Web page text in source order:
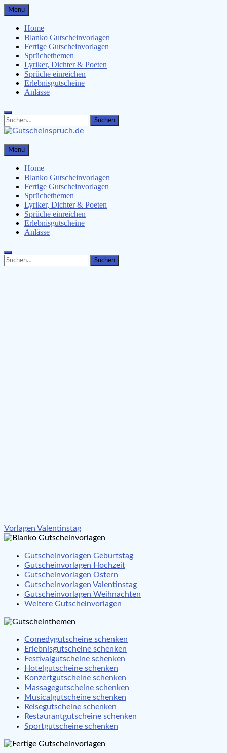
Skip
to
content
Menu
Home
Blanko Gutscheinvorlagen
Fertige Gutscheinvorlagen
Sprüchethemen
Lyriker, Dichter & Poeten
Sprüche einreichen
Erlebnisgutscheine
Anlässe
Search
for:
Search
Gutscheinspruch.de
Gutscheinsprüche & Gutscheinvorlagen finden
Menu
Home
Blanko Gutscheinvorlagen
Fertige Gutscheinvorlagen
Sprüchethemen
Lyriker, Dichter & Poeten
Sprüche einreichen
Erlebnisgutscheine
Anlässe
Search
for:
Search
Beitragsnavigation
Vorlagen Valentinstag
Gutscheinvorlagen Geburtstag
Gutscheinvorlagen Hochzeit
Gutscheinvorlagen Ostern
Gutscheinvorlagen Valentinstag
Gutscheinvorlagen Weihnachten
Weitere Gutscheinvorlagen
Comedygutscheine schenken
Erlebnisgutscheine schenken
Festivalgutscheine schenken
Hotelgutscheine schenken
Konzertgutscheine schenken
Massagegutscheine schenken
Musicalgutscheine schenken
Reisegutscheine schenken
Restaurantgutscheine schenken
Sportgutscheine schenken